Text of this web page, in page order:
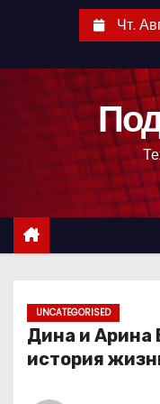
с
Чт.
UNCATEGORISED
Дина и Арина
история